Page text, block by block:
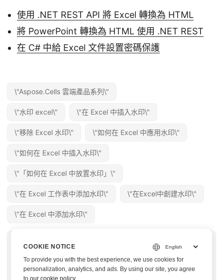
使用 .NET REST API 將 Excel 轉換為 HTML
將 PowerPoint 轉換為 HTML 使用 .NET REST
在 C# 中給 Excel 文件設置密碼保護
\"Aspose.Cells 雲端產品系列\"
\"水印 excel\" \"在 Excel 中插入水印\"
\"移除 Excel 水印\" \"如何在 Excel 中應用水印\"
\"如何在 Excel 中插入水印\"
\"「如何在 Excel 中放置水印」\"
\"在 Excel 工作表中添加水印\" \"在Excel中創建水印\"
\"在 Excel 中添加水印\"
JSON 在 C# 中 | 在線
在圖片中尋找字型使用
C# | 使用 OCR 從圖像
COOKIE NOTICE
To provide you with the best experience, we use cookies for
personalization, analytics, and ads. By using our site, you agree
toour cookie policy.